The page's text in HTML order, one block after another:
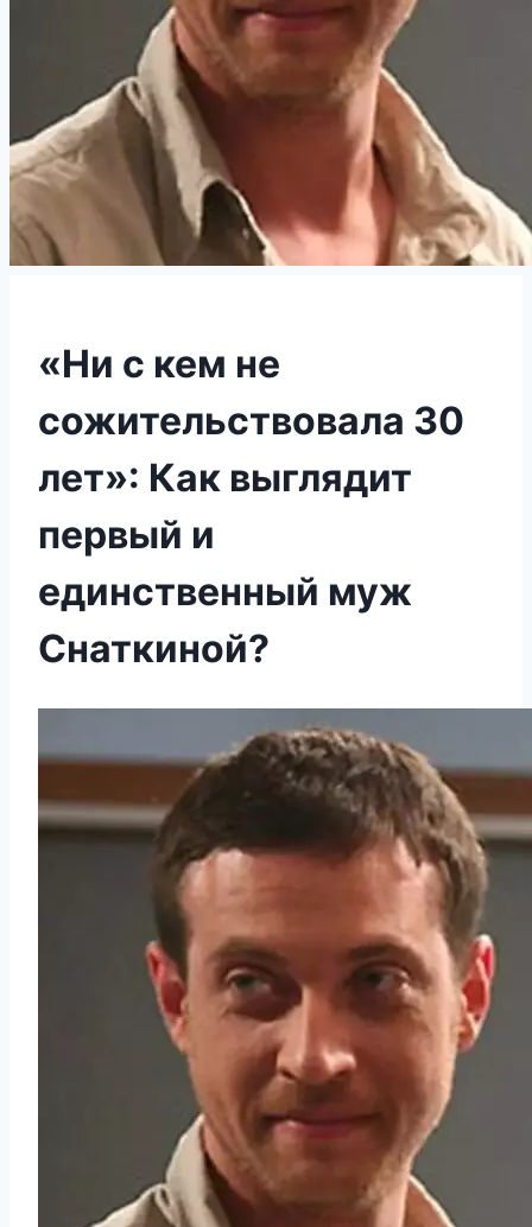
«Ни с кем не
сожительствовала 30
лет»: Как выглядит
первый и
единственный муж
Снаткиной?